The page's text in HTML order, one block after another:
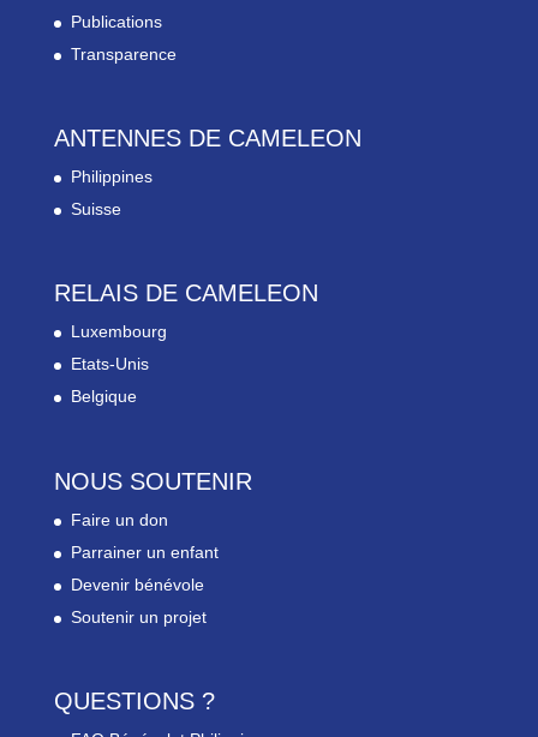
Publications
Transparence
ANTENNES DE CAMELEON
Philippines
Suisse
RELAIS DE CAMELEON
Luxembourg
Etats-Unis
Belgique
NOUS SOUTENIR
Faire un don
Parrainer un enfant
Devenir bénévole
Soutenir un projet
QUESTIONS ?